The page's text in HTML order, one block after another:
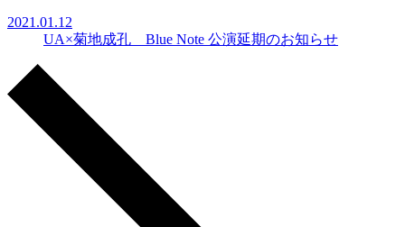
2021.01.12
UA×菊地成孔 Blue Note 公演延期のお知らせ